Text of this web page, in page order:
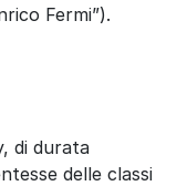
Fermi”).
di durata
delle classi